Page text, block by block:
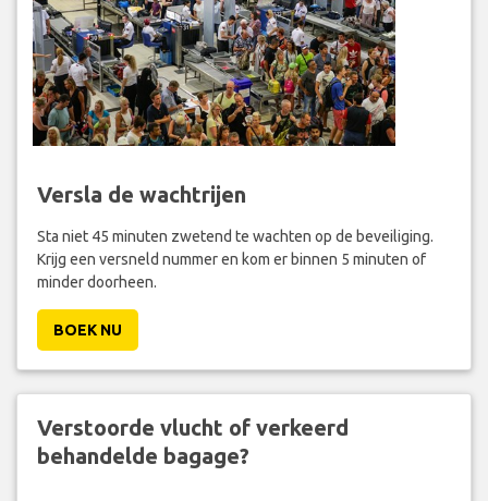
Versla de wachtrijen
Sta niet 45 minuten zwetend te wachten op de beveiliging.
Krijg een versneld nummer en kom er binnen 5 minuten of
minder doorheen.
BOEK NU
Verstoorde vlucht of verkeerd
behandelde bagage?